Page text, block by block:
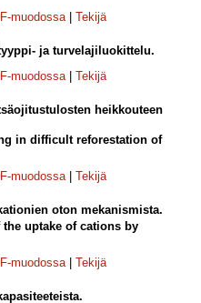
muodossa| Tekijä
ja turvelajiluokittelu.
muodossa| Tekijä
heikkouteen
in difficult reforestation of
muodossa| Tekijä
oton mekanismista.
uptake of cations by
muodossa| Tekijä